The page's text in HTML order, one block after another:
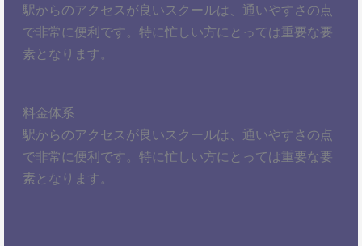
駅からのアクセスが良いスクールは、通いやすさの点
で非常に便利です。特に忙しい方にとっては重要な要
素となります。
料金体系
駅からのアクセスが良いスクールは、通いやすさの点
で非常に便利です。特に忙しい方にとっては重要な要
素となります。